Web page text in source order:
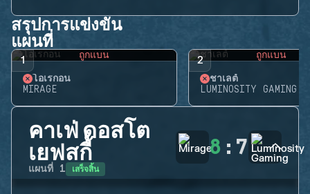
สรุปการแข่งขัน
แผนที่
1 ถูกแบน
โอเรกอน
MIRAGE
2 ถูกแบน
ชาเลต์
LUMINOSITY GAMING
คาเฟ่ ดอสโต
เยฟสกี้
แผนที่ 1 เสร็จสิ้น
8 : 7